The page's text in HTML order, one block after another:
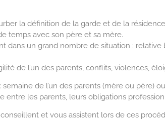
la définition de la garde et de la
temps avec son père et sa mère.
dans un grand nombre de situation :
de l’un des parents, conflits, violences,
de l’un des parents (mère ou père)
entre les parents, leurs obligations
et vous assistent lors de ces